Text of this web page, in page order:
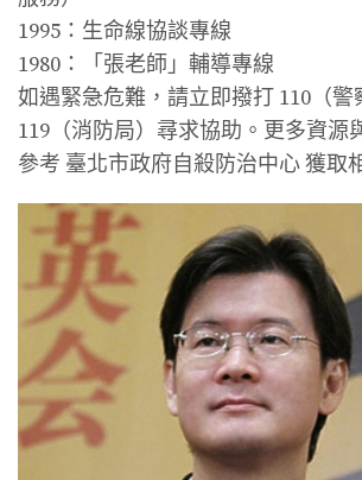
1995：生命線協談專線
1980：「張老師」輔導專線
如遇緊急危難，請立即撥打 110（警
119（消防局）尋求協助。更多資源
參考 臺北市政府自殺防治中心 獲取